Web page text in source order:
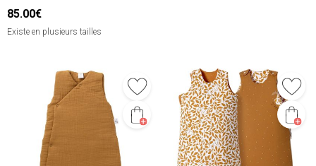
85.00€
Existe en plusieurs tailles